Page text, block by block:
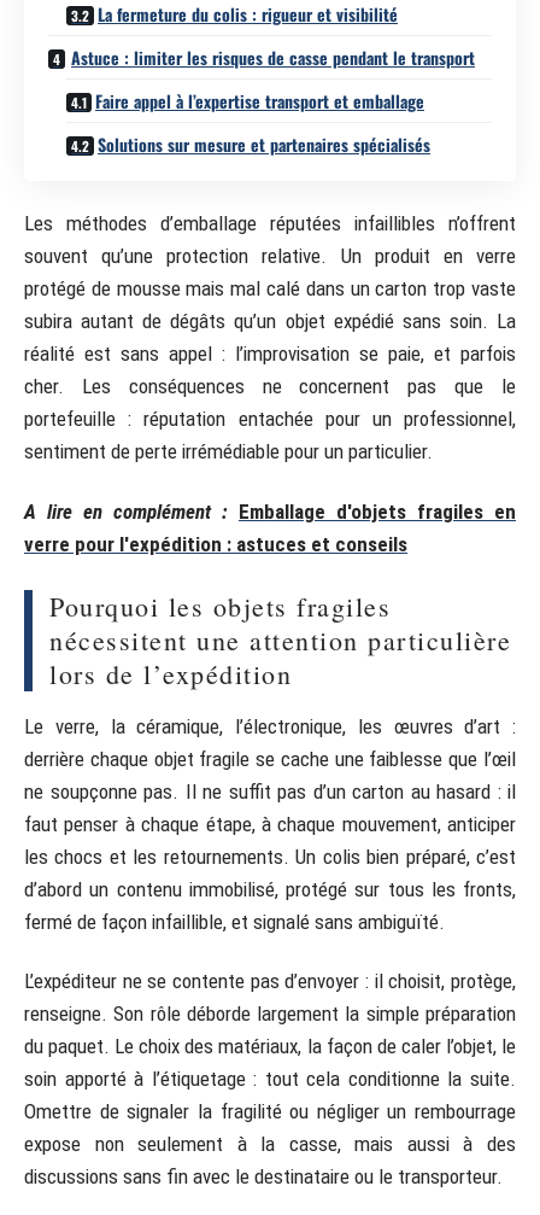
La fermeture du colis : rigueur et visibilité
Astuce : limiter les risques de casse pendant le transport
Faire appel à l’expertise transport et emballage
Solutions sur mesure et partenaires spécialisés
Les méthodes d’emballage réputées infaillibles n’offrent
souvent qu’une protection relative. Un produit en verre
protégé de mousse mais mal calé dans un carton trop vaste
subira autant de dégâts qu’un objet expédié sans soin. La
réalité est sans appel : l’improvisation se paie, et parfois
cher. Les conséquences ne concernent pas que le
portefeuille : réputation entachée pour un professionnel,
sentiment de perte irrémédiable pour un particulier.
A lire en complément : Emballage d'objets fragiles en
verre pour l'expédition : astuces et conseils
Pourquoi les objets fragiles
nécessitent une attention particulière
lors de l’expédition
Le verre, la céramique, l’électronique, les œuvres d’art :
derrière chaque objet fragile se cache une faiblesse que l’œil
ne soupçonne pas. Il ne suffit pas d’un carton au hasard : il
faut penser à chaque étape, à chaque mouvement, anticiper
les chocs et les retournements. Un colis bien préparé, c’est
d’abord un contenu immobilisé, protégé sur tous les fronts,
fermé de façon infaillible, et signalé sans ambiguïté.
L’expéditeur ne se contente pas d’envoyer : il choisit, protège,
renseigne. Son rôle déborde largement la simple préparation
du paquet. Le choix des matériaux, la façon de caler l’objet, le
soin apporté à l’étiquetage : tout cela conditionne la suite.
Omettre de signaler la fragilité ou négliger un rembourrage
expose non seulement à la casse, mais aussi à des
discussions sans fin avec le destinataire ou le transporteur.